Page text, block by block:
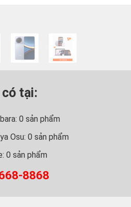
tại:
0 sản phẩm
Osu: 0 sản phẩm
0 sản phẩm
8868